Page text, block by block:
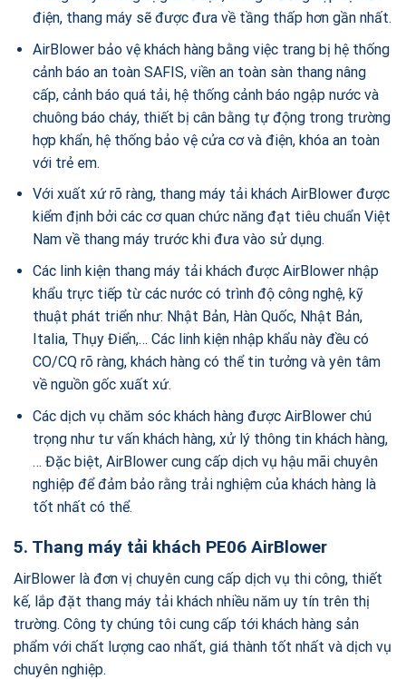
điện, thang máy sẽ được đưa về tầng thấp hơn gần nhất.
AirBlower bảo vệ khách hàng bằng việc trang bị hệ thống
cảnh báo an toàn SAFIS, viền an toàn sàn thang nâng
cấp, cảnh báo quá tải, hệ thống cảnh báo ngập nước và
chuông báo cháy, thiết bị cân bằng tự động trong trường
hợp khẩn, hệ thống bảo vệ cửa cơ và điện, khóa an toàn
với trẻ em.
Với xuất xứ rõ ràng, thang máy tải khách AirBlower được
kiểm định bởi các cơ quan chức năng đạt tiêu chuẩn Việt
Nam về thang máy trước khi đưa vào sử dụng.
Các linh kiện thang máy tải khách được AirBlower nhập
khẩu trực tiếp từ các nước có trình độ công nghệ, kỹ
thuật phát triển như: Nhật Bản, Hàn Quốc, Nhật Bản,
Italia, Thụy Điển,… Các linh kiện nhập khẩu này đều có
CO/CQ rõ ràng, khách hàng có thể tin tưởng và yên tâm
về nguồn gốc xuất xứ.
Các dịch vụ chăm sóc khách hàng được AirBlower chú
trọng như tư vấn khách hàng, xử lý thông tin khách hàng,
… Đặc biệt, AirBlower cung cấp dịch vụ hậu mãi chuyên
nghiệp để đảm bảo rằng trải nghiệm của khách hàng là
tốt nhất có thể.
5. Thang máy tải khách PE06 AirBlower
AirBlower là đơn vị chuyên cung cấp dịch vụ thi công, thiết
kế, lắp đặt thang máy tải khách nhiều năm uy tín trên thị
trường. Công ty chúng tôi cung cấp tới khách hàng sản
phẩm với chất lượng cao nhất, giá thành tốt nhất và dịch vụ
chuyên nghiệp.